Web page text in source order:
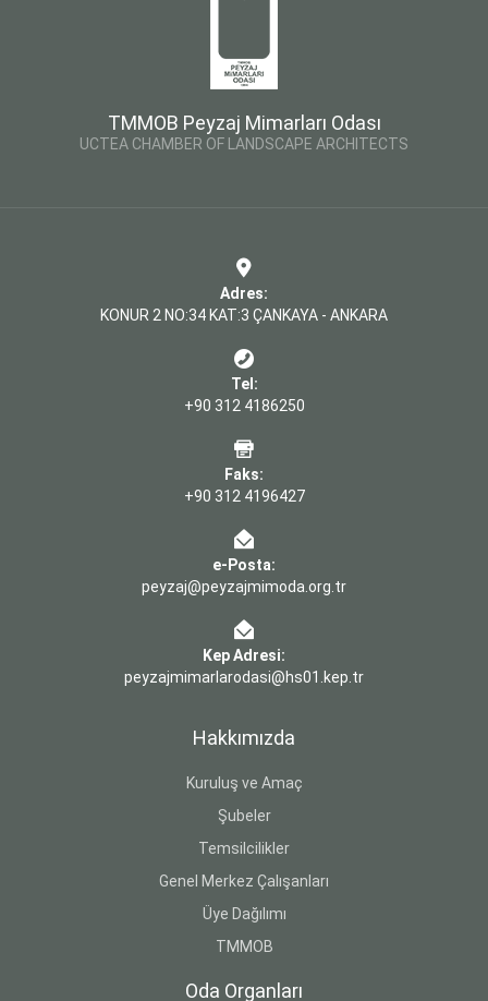
TMMOB Peyzaj Mimarları Odası
UCTEA CHAMBER OF LANDSCAPE ARCHITECTS
Adres:
KONUR 2 NO:34 KAT:3 ÇANKAYA - ANKARA
Tel:
+90 312 4186250
Faks:
+90 312 4196427
e-Posta:
peyzaj@peyzajmimoda.org.tr
Kep Adresi:
peyzajmimarlarodasi@hs01.kep.tr
Hakkımızda
Kuruluş ve Amaç
Şubeler
Temsilcilikler
Genel Merkez Çalışanları
Üye Dağılımı
TMMOB
Oda Organları